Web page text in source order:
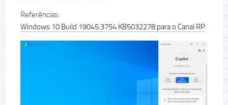
Referências:
Windows 10 Build 19045.3754 KB5032278 para o Canal RP